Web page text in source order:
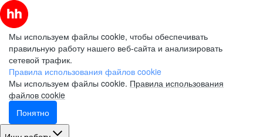
Мы используем файлы cookie, чтобы обеспечивать
правильную работу нашего веб-сайта и анализировать
сетевой трафик.
Правила использования файлов cookie
Мы используем файлы cookie. Правила использования
файлов cookie
Понятно